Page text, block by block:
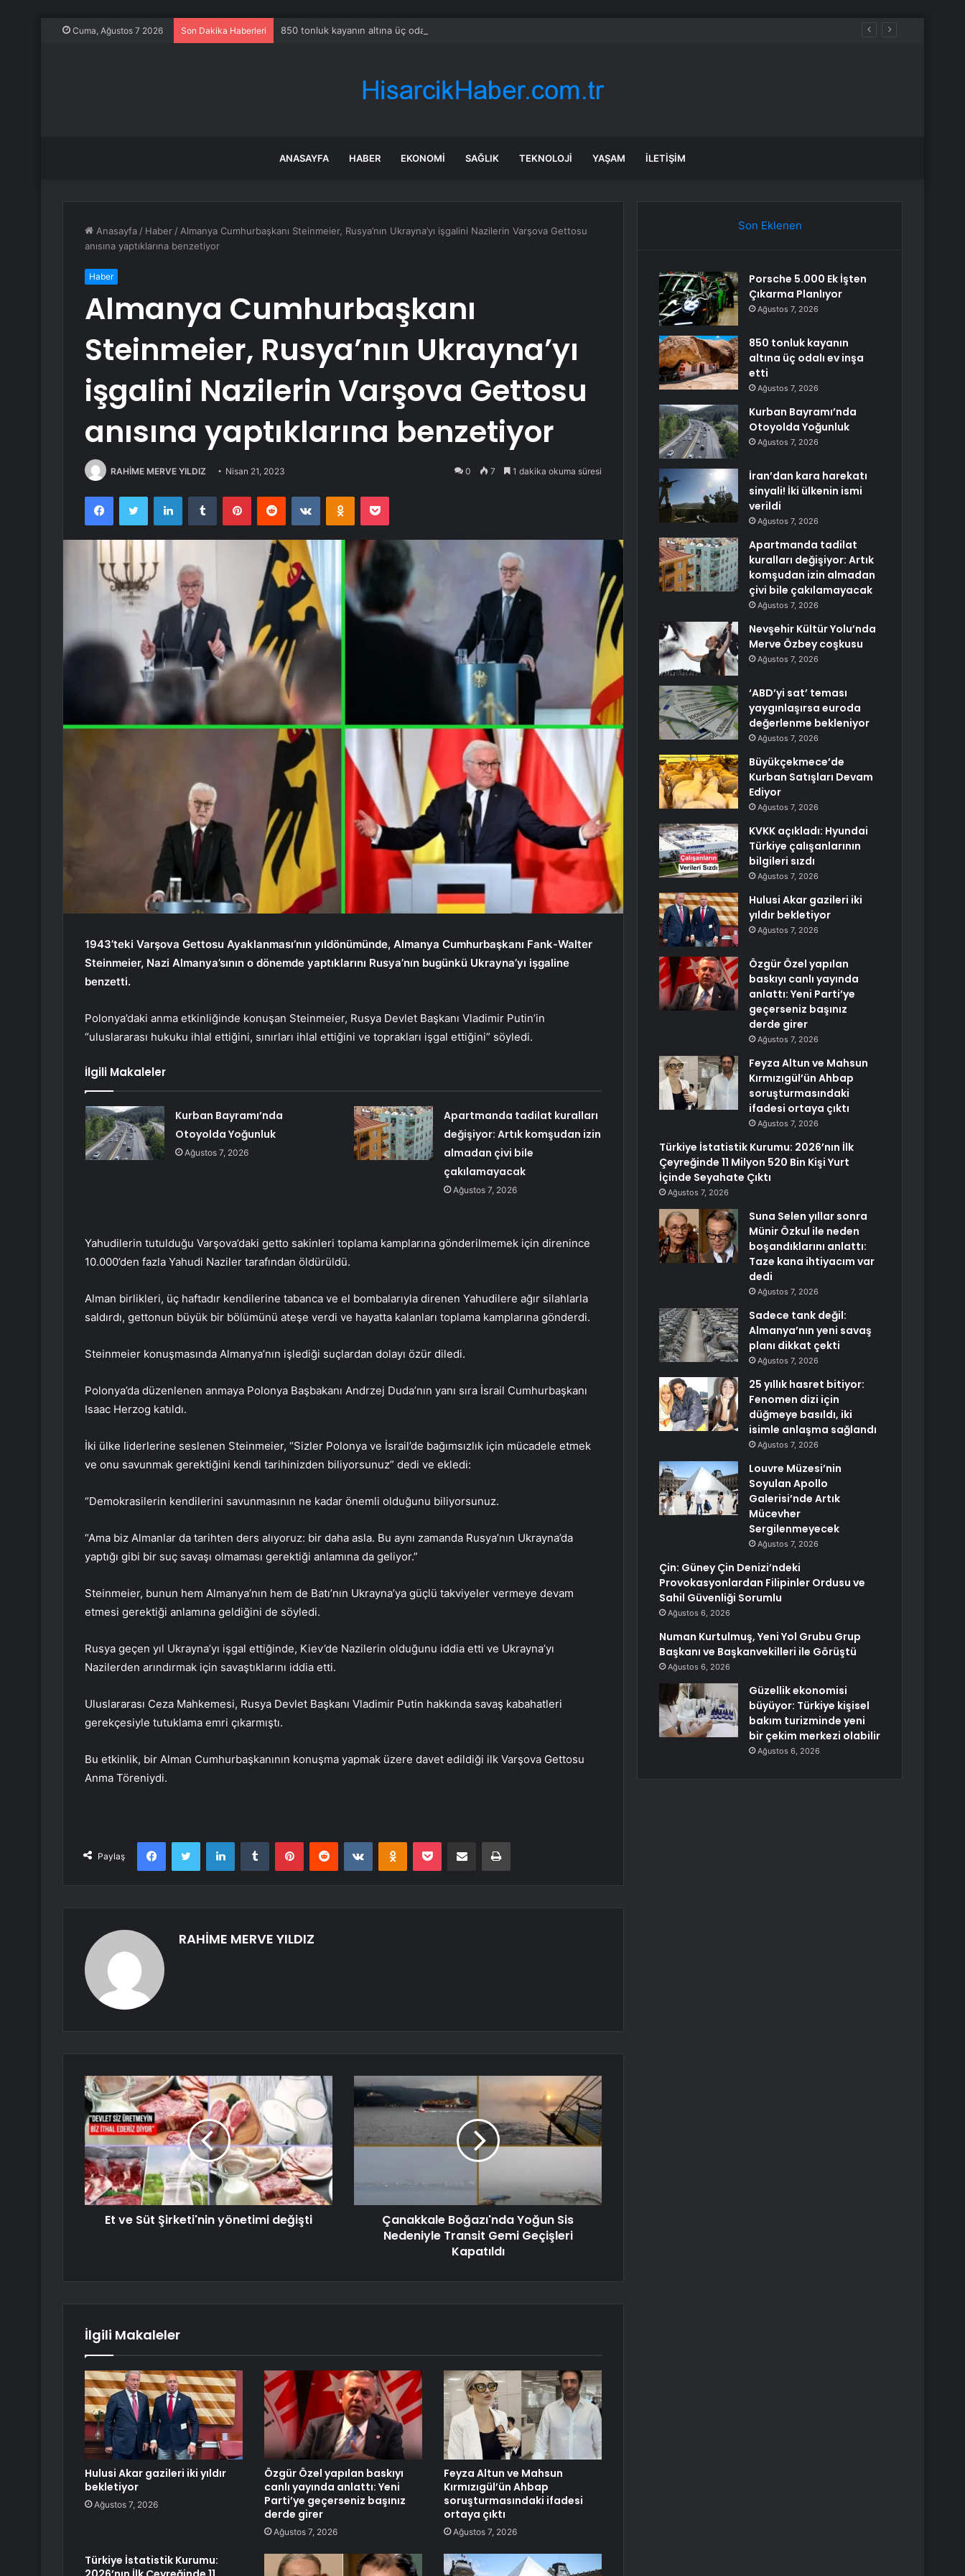
Cuma, Ağustos 7 2026 Son Dakika Haberleri 850 tonluk kayanın altına üç odalı ev inşa etti
ANASAYFA HABER EKONOMI SAĞLIK TEKNOLOJI YAŞAM İLETIŞIM
Anasayfa / Haber / Almanya Cumhurbaşkanı Steinmeier, Rusya’nın Ukrayna’yı işgalini Nazilerin Varşova Gettosu
anısına yaptıklarına benzetiyor
Haber
Almanya Cumhurbaşkanı
Steinmeier, Rusya’nın Ukrayna’yı
işgalini Nazilerin Varşova Gettosu
anısına yaptıklarına benzetiyor
RAHİME MERVE YILDIZ Nisan 21, 2023 0 7 1 dakika okuma süresi
FacebookTwitter LinkedInTumblr PinterestReddit VKontakteOdnoklassniki
Pocket
1943’teki Varşova Gettosu Ayaklanması’nın yıldönümünde, Almanya Cumhurbaşkanı Fank-Walter
Steinmeier, Nazi Almanya’sının o dönemde yaptıklarını Rusya’nın bugünkü Ukrayna’yı işgaline
benzetti.
Polonya’daki anma etkinliğinde konuşan Steinmeier, Rusya Devlet Başkanı Vladimir Putin’in
“uluslararası hukuku ihlal ettiğini, sınırları ihlal ettiğini ve toprakları işgal ettiğini” söyledi.
İlgili Makaleler
Kurban Bayramı’nda
Otoyolda Yoğunluk
Ağustos 7, 2026
Apartmanda tadilat kuralları
değişiyor: Artık komşudan izin
almadan çivi bile
çakılamayacak
Ağustos 7, 2026
Yahudilerin tutulduğu Varşova’daki getto sakinleri toplama kamplarına gönderilmemek için direnince
10.000’den fazla Yahudi Naziler tarafından öldürüldü.
Alman birlikleri, üç haftadır kendilerine tabanca ve el bombalarıyla direnen Yahudilere ağır silahlarla
saldırdı, gettonun büyük bir bölümünü ateşe verdi ve hayatta kalanları toplama kamplarına gönderdi.
Steinmeier konuşmasında Almanya’nın işlediği suçlardan dolayı özür diledi.
Polonya’da düzenlenen anmaya Polonya Başbakanı Andrzej Duda’nın yanı sıra İsrail Cumhurbaşkanı
Isaac Herzog katıldı.
İki ülke liderlerine seslenen Steinmeier, “Sizler Polonya ve İsrail’de bağımsızlık için mücadele etmek
ve onu savunmak gerektiğini kendi tarihinizden biliyorsunuz” dedi ve ekledi:
“Demokrasilerin kendilerini savunmasının ne kadar önemli olduğunu biliyorsunuz.
“Ama biz Almanlar da tarihten ders alıyoruz: bir daha asla. Bu aynı zamanda Rusya’nın Ukrayna’da
yaptığı gibi bir suç savaşı olmaması gerektiği anlamına da geliyor.”
Steinmeier, bunun hem Almanya’nın hem de Batı’nın Ukrayna’ya güçlü takviyeler vermeye devam
etmesi gerektiği anlamına geldiğini de söyledi.
Rusya geçen yıl Ukrayna’yı işgal ettiğinde, Kiev’de Nazilerin olduğunu iddia etti ve Ukrayna’yı
Nazilerden arındırmak için savaştıklarını iddia etti.
Uluslararası Ceza Mahkemesi, Rusya Devlet Başkanı Vladimir Putin hakkında savaş kabahatleri
gerekçesiyle tutuklama emri çıkarmıştı.
Bu etkinlik, bir Alman Cumhurbaşkanının konuşma yapmak üzere davet edildiği ilk Varşova Gettosu
Anma Töreniydi.
Paylaş
FacebookTwitter LinkedInTumblr PinterestReddit VKontakteOdnoklassniki
Pocket E-Posta ile paylaş Yazdır
RAHİME MERVE YILDIZ
Et ve Süt Şirketi'nin yönetimi değişti
Çanakkale Boğazı'nda Yoğun Sis
Nedeniyle Transit Gemi Geçişleri
Kapatıldı
İlgili Makaleler
Hulusi Akar gazileri iki yıldır
bekletiyor
Ağustos 7, 2026
Özgür Özel yapılan baskıyı
canlı yayında anlattı: Yeni
Parti’ye geçerseniz başınız
derde girer
Ağustos 7, 2026
Feyza Altun ve Mahsun
Kırmızıgül’ün Ahbap
soruşturmasındaki ifadesi
ortaya çıktı
Ağustos 7, 2026
Türkiye İstatistik Kurumu:
Son Eklenen
Porsche 5.000 Ek İşten
Çıkarma Planlıyor
Ağustos 7, 2026
850 tonluk kayanın
altına üç odalı ev inşa
etti
Ağustos 7, 2026
Kurban Bayramı’nda
Otoyolda Yoğunluk
Ağustos 7, 2026
İran’dan kara harekatı
sinyali! İki ülkenin ismi
verildi
Ağustos 7, 2026
Apartmanda tadilat
kuralları değişiyor: Artık
komşudan izin almadan
çivi bile çakılamayacak
Ağustos 7, 2026
Nevşehir Kültür Yolu’nda
Merve Özbey coşkusu
Ağustos 7, 2026
‘ABD’yi sat’ teması
yaygınlaşırsa euroda
değerlenme bekleniyor
Ağustos 7, 2026
Büyükçekmece’de
Kurban Satışları Devam
Ediyor
Ağustos 7, 2026
KVKK açıkladı: Hyundai
Türkiye çalışanlarının
bilgileri sızdı
Ağustos 7, 2026
Hulusi Akar gazileri iki
yıldır bekletiyor
Ağustos 7, 2026
Özgür Özel yapılan
baskıyı canlı yayında
anlattı: Yeni Parti’ye
geçerseniz başınız
derde girer
Ağustos 7, 2026
Feyza Altun ve Mahsun
Kırmızıgül’ün Ahbap
soruşturmasındaki
ifadesi ortaya çıktı
Ağustos 7, 2026
Türkiye İstatistik Kurumu: 2026’nın İlk
Çeyreğinde 11 Milyon 520 Bin Kişi Yurt
İçinde Seyahate Çıktı
Ağustos 7, 2026
Suna Selen yıllar sonra
Münir Özkul ile neden
boşandıklarını anlattı:
Taze kana ihtiyacım var
dedi
Ağustos 7, 2026
Sadece tank değil:
Almanya’nın yeni savaş
planı dikkat çekti
Ağustos 7, 2026
25 yıllık hasret bitiyor:
Fenomen dizi için
düğmeye basıldı, iki
isimle anlaşma sağlandı
Ağustos 7, 2026
Louvre Müzesi’nin
Soyulan Apollo
Galerisi’nde Artık
Mücevher
Sergilenmeyecek
Ağustos 7, 2026
Çin: Güney Çin Denizi’ndeki
Provokasyonlardan Filipinler Ordusu ve
Sahil Güvenliği Sorumlu
Ağustos 6, 2026
Numan Kurtulmuş, Yeni Yol Grubu Grup
Başkanı ve Başkanvekilleri ile Görüştü
Ağustos 6, 2026
Güzellik ekonomisi
büyüyor: Türkiye kişisel
bakım turizminde yeni
bir çekim merkezi olabilir
Ağustos 6, 2026